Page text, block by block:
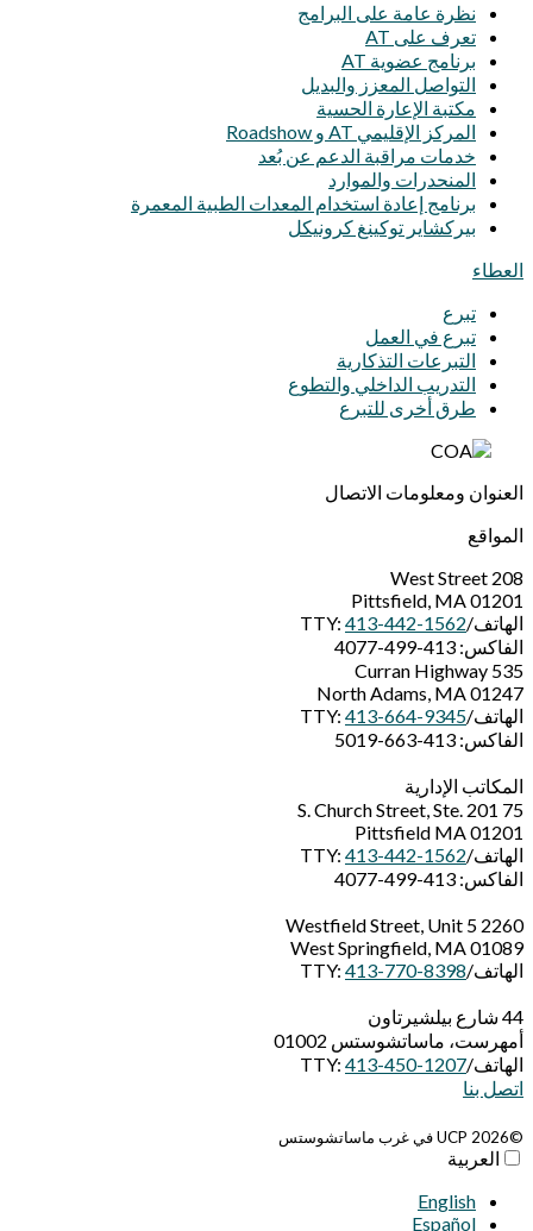
نظرة عامة على البرامج
تعرف على AT
برنامج عضوية AT
التواصل المعزز والبديل
مكتبة الإعارة الحسية
المركز الإقليمي AT و Roadshow
خدمات مراقبة الدعم عن بُعد
المنحدرات والموارد
برنامج إعادة استخدام المعدات الطبية المعمرة
بيركشاير توكينغ كرونيكل
العطاء
تبرع
تبرع في العمل
التبرعات التذكارية
التدريب الداخلي والتطوع
طرق أخرى للتبرع
العنوان ومعلومات الاتصال
المواقع
208 West Street
Pittsfield, MA 01201
الهاتف/TTY:413-442-1562
الفاكس: 413-499-4077
535 Curran Highway
North Adams, MA 01247
الهاتف/TTY:413-664-9345
الفاكس: 413-663-5019
المكاتب الإدارية
75 S. Church Street, Ste. 201
Pittsfield MA 01201
الهاتف/TTY:413-442-1562
الفاكس: 413-499-4077
2260 Westfield Street, Unit 5
West Springfield, MA 01089
الهاتف/TTY:413-770-8398
44 شارع بيلشيرتاون
أمهرست، ماساتشوستس 01002
الهاتف/TTY:413-450-1207
اتصل بنا
©2026 UCP في غرب ماساتشوستس
العربية‏
English
Español